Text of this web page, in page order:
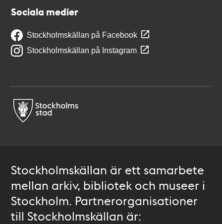
Sociala medier
Stockholmskällan på Facebook
Stockholmskällan på Instagram
Stockholmskällan är ett samarbete
mellan arkiv, bibliotek och museer i
Stockholm. Partnerorganisationer
till Stockholmskällan är: